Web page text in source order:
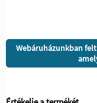
Webáruházunkban